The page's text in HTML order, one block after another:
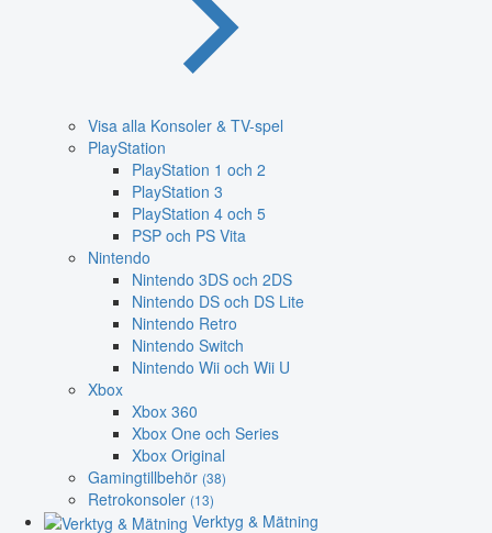
Visa alla Konsoler & TV-spel
PlayStation
PlayStation 1 och 2
PlayStation 3
PlayStation 4 och 5
PSP och PS Vita
Nintendo
Nintendo 3DS och 2DS
Nintendo DS och DS Lite
Nintendo Retro
Nintendo Switch
Nintendo Wii och Wii U
Xbox
Xbox 360
Xbox One och Series
Xbox Original
Gamingtillbehör (38)
Retrokonsoler (13)
Verktyg & Mätning